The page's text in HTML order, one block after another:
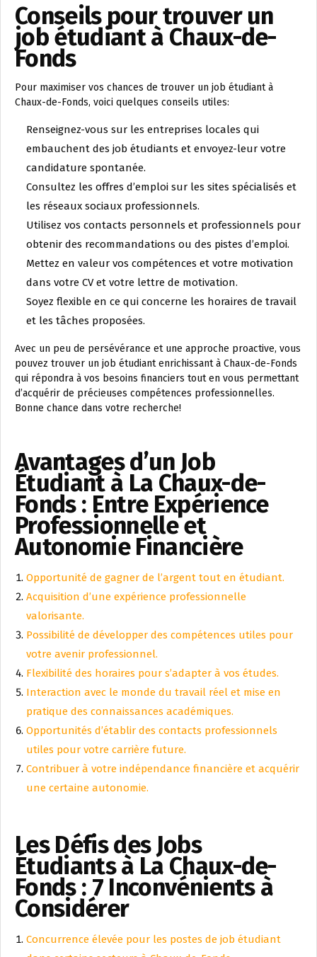
Conseils pour trouver un
job étudiant à Chaux-de-
Fonds
Pour maximiser vos chances de trouver un job étudiant à
Chaux-de-Fonds, voici quelques conseils utiles:
Renseignez-vous sur les entreprises locales qui
embauchent des job étudiants et envoyez-leur votre
candidature spontanée.
Consultez les offres d’emploi sur les sites spécialisés et
les réseaux sociaux professionnels.
Utilisez vos contacts personnels et professionnels pour
obtenir des recommandations ou des pistes d’emploi.
Mettez en valeur vos compétences et votre motivation
dans votre CV et votre lettre de motivation.
Soyez flexible en ce qui concerne les horaires de travail
et les tâches proposées.
Avec un peu de persévérance et une approche proactive, vous
pouvez trouver un job étudiant enrichissant à Chaux-de-Fonds
qui répondra à vos besoins financiers tout en vous permettant
d’acquérir de précieuses compétences professionnelles.
Bonne chance dans votre recherche!
Avantages d’un Job
Étudiant à La Chaux-de-
Fonds : Entre Expérience
Professionnelle et
Autonomie Financière
Opportunité de gagner de l’argent tout en étudiant.
Acquisition d’une expérience professionnelle
valorisante.
Possibilité de développer des compétences utiles pour
votre avenir professionnel.
Flexibilité des horaires pour s’adapter à vos études.
Interaction avec le monde du travail réel et mise en
pratique des connaissances académiques.
Opportunités d’établir des contacts professionnels
utiles pour votre carrière future.
Contribuer à votre indépendance financière et acquérir
une certaine autonomie.
Les Défis des Jobs
Étudiants à La Chaux-de-
Fonds : 7 Inconvénients à
Considérer
Concurrence élevée pour les postes de job étudiant